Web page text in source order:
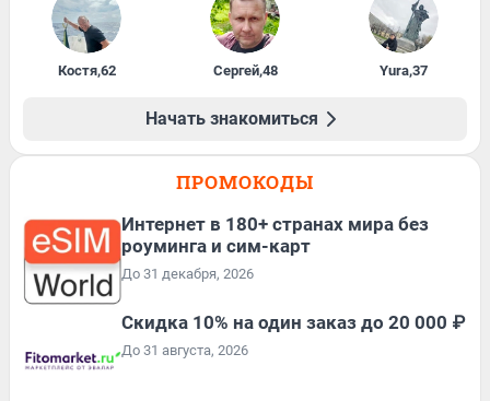
Костя,62 Сергей,48 Yura,37
Начать знакомиться
ПРОМОКОДЫ
Интернет в 180+ странах мира без
роуминга и сим-карт
До 31 декабря, 2026
Скидка 10% на один заказ до 20 000 ₽
До 31 августа, 2026